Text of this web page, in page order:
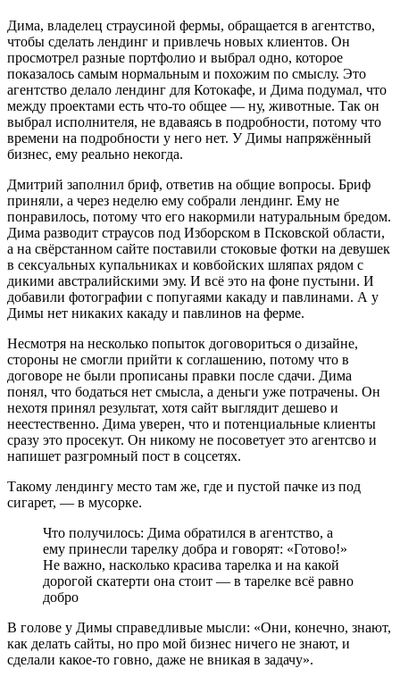
Дима, владелец страусиной фермы, обращается в агентство,
чтобы сделать лендинг и привлечь новых клиентов. Он
просмотрел разные портфолио и выбрал одно, которое
показалось самым нормальным и похожим по смыслу. Это
агентство делало лендинг для Котокафе, и Дима подумал, что
между проектами есть что-то общее — ну, животные. Так он
выбрал исполнителя, не вдаваясь в подробности, потому что
времени на подробности у него нет. У Димы напряжённый
бизнес, ему реально некогда.
Дмитрий заполнил бриф, ответив на общие вопросы. Бриф
приняли, а через неделю ему собрали лендинг. Ему не
понравилось, потому что его накормили натуральным бредом.
Дима разводит страусов под Изборском в Псковской области,
а на свёрстанном сайте поставили стоковые фотки на девушек
в сексуальных купальниках и ковбойских шляпах рядом с
дикими австралийскими эму. И всё это на фоне пустыни. И
добавили фотографии с попугаями какаду и павлинами. А у
Димы нет никаких какаду и павлинов на ферме.
Несмотря на несколько попыток договориться о дизайне,
стороны не смогли прийти к соглашению, потому что в
договоре не были прописаны правки после сдачи. Дима
понял, что бодаться нет смысла, а деньги уже потрачены. Он
нехотя принял результат, хотя сайт выглядит дешево и
неестественно. Дима уверен, что и потенциальные клиенты
сразу это просекут. Он никому не посоветует это агентсво и
напишет разгромный пост в соцсетях.
Такому лендингу место там же, где и пустой пачке из под
сигарет, — в мусорке.
Что получилось: Дима обратился в агентство, а
ему принесли тарелку добра и говорят: «Готово!»
Не важно, насколько красива тарелка и на какой
дорогой скатерти она стоит — в тарелке всё равно
добро
В голове у Димы справедливые мысли: «Они, конечно, знают,
как делать сайты, но про мой бизнес ничего не знают, и
сделали какое-то говно, даже не вникая в задачу».